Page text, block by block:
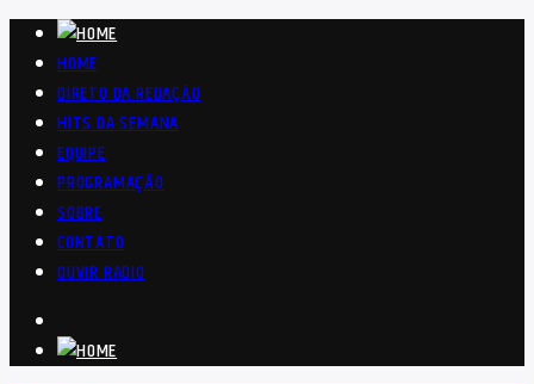
HOME
DIRETO DA REDAÇÃO
HITS DA SEMANA
EQUIPE
PROGRAMAÇÃO
SOBRE
CONTATO
OUVIR RÁDIO